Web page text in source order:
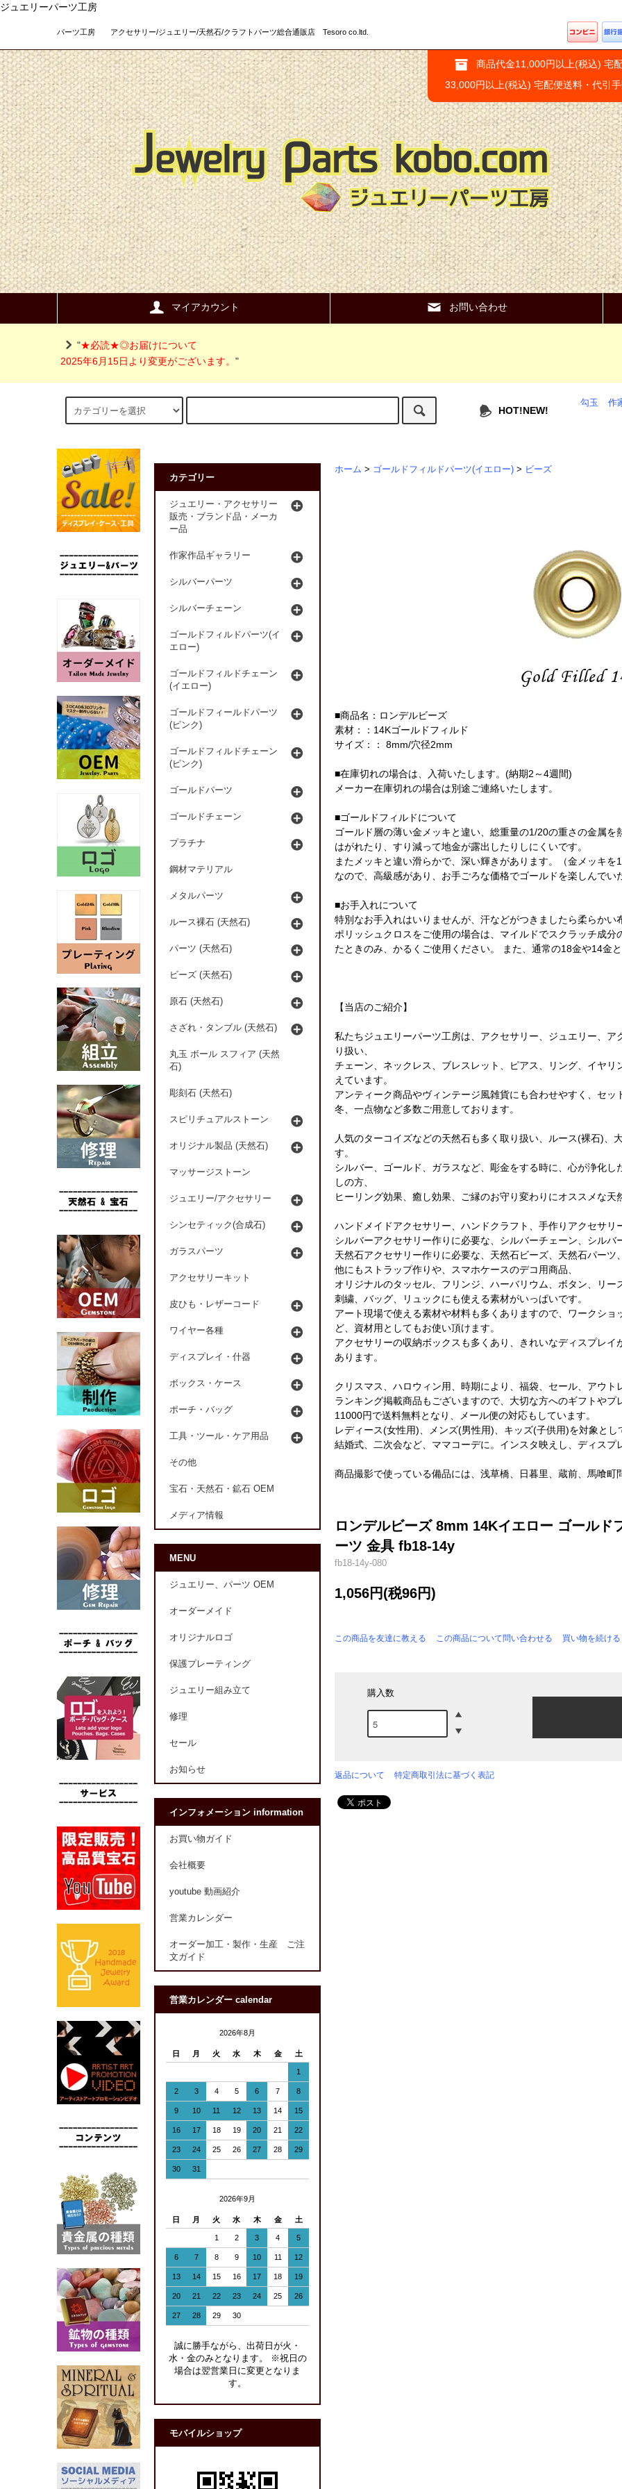
ジュエリーパーツ工房
パーツ工房 アクセサリー/ジュエリー/天然石/クラフトパーツ総合通販店 Tesoro co.ltd.
商品代金11,000円以上(税込) 宅
33,000円以上(税込) 宅配便送料・代引
マイアカウント お問い合わせ
"★必読★◎お届けについて
2025年6月15日より変更がございます。 "
HOT!NEW!
勾玉 作
ホーム > ゴールドフィルドパーツ(イエロー) > ビーズ
■商品名：ロンデルビーズ
素材：：14Kゴールドフィルド
サイズ：： 8mm/穴径2mm
■在庫切れの場合は、入荷いたします。(納期2～4週間)
メーカー在庫切れの場合は別途ご連絡いたします。
■ゴールドフィルドについて
ゴールド層の薄い金メッキと違い、総重量の1/20の重さの金属
はがれたり、すり減って地金が露出したりしにくいです。
またメッキと違い滑らかで、深い輝きがあります。（金メッキ
なので、高級感があり、お手ごろな価格でゴールドを楽しんでい
■お手入れについて
特別なお手入れはいりませんが、汗などがつきましたら柔らかい
ポリッシュクロスをご使用の場合は、マイルドでスクラッチ成
たときのみ、かるくご使用ください。 また、通常の18金や14金
【当店のご紹介】
私たちジュエリーパーツ工房は、アクセサリー、ジュエリー、
り扱い、
チェーン、ネックレス、ブレスレット、ピアス、リング、イヤ
えています。
アンティーク商品やヴィンテージ風雑貨にも合わせやすく、セッ
冬、一点物など多数ご用意しております。
人気のターコイズなどの天然石も多く取り扱い、ルース(裸石)、
す。
シルバー、ゴールド、ガラスなど、彫金をする時に、心が浄化
しの方、
ヒーリング効果、癒し効果、ご縁のお守り変わりにオススメな天
ハンドメイドアクセサリー、ハンドクラフト、手作りアクセサリ
シルバーアクセサリー作りに必要な、シルバーチェーン、シルバ
天然石アクセサリー作りに必要な、天然石ビーズ、天然石パーツ、
他にもストラップ作りや、スマホケースのデコ用商品、
オリジナルのタッセル、フリンジ、ハーバリウム、ボタン、リー
刺繍、バッグ、リュックにも使える素材がいっぱいです。
アート現場で使える素材や材料も多くありますので、ワークシ
ど、資材用としてもお使い頂けます。
アクセサリーの収納ボックスも多くあり、きれいなディスプレ
あります。
クリスマス、ハロウィン用、時期により、福袋、セール、アウト
ランキング掲載商品もございますので、大切な方へのギフトやプ
11000円で送料無料となり、メール便の対応もしています。
レディース(女性用)、メンズ(男性用)、キッズ(子供用)を対象とし
結婚式、二次会など、ママコーデに。インスタ映えし、ディスプ
商品撮影で使っている備品には、浅草橋、日暮里、蔵前、馬喰町
ロンデルビーズ 8mm 14Kイエロー ゴール
ーツ 金具 fb18-14y
fb18-14y-080
1,056円(税96円)
この商品を友達に教える この商品について問い合わせる 買い物を続ける
購入数
返品について 特定商取引法に基づく表記
カテゴリー
ジュエリー・アクセサリー
販売・ブランド品・メーカ
ー品
作家作品ギャラリー
シルバーパーツ
シルバーチェーン
ゴールドフィルドパーツ(イ
エロー)
ゴールドフィルドチェーン
(イエロー)
ゴールドフィールドパーツ
(ピンク)
ゴールドフィルドチェーン
(ピンク)
ゴールドパーツ
ゴールドチェーン
プラチナ
鋼材マテリアル
メタルパーツ
ルース裸石 (天然石)
パーツ (天然石)
ビーズ (天然石)
原石 (天然石)
さざれ・タンブル (天然石)
丸玉 ボール スフィア (天然
石)
彫刻石 (天然石)
スピリチュアルストーン
オリジナル製品 (天然石)
マッサージストーン
ジュエリー/アクセサリー
シンセティック(合成石)
ガラスパーツ
アクセサリーキット
皮ひも・レザーコード
ワイヤー各種
ディスプレイ・什器
ボックス・ケース
ポーチ・バッグ
工具・ツール・ケア用品
その他
宝石・天然石・鉱石 OEM
メディア情報
MENU
ジュエリー、パーツ OEM
オーダーメイド
オリジナルロゴ
保護プレーティング
ジュエリー組み立て
修理
セール
お知らせ
インフォメーション information
お買い物ガイド
会社概要
youtube 動画紹介
営業カレンダー
オーダー加工・製作・生産 ご注
文ガイド
営業カレンダー calendar
2026年8月
日 月 火 水 木 金 土
1
2 3 4 5 6 7 8
9 10 11 12 13 14 15
16 17 18 19 20 21 22
23 24 25 26 27 28 29
30 31
2026年9月
日 月 火 水 木 金 土
1 2 3 4 5
6 7 8 9 10 11 12
13 14 15 16 17 18 19
20 21 22 23 24 25 26
27 28 29 30
誠に勝手ながら、出荷日が火・
水・金のみとなります。 ※祝日の
場合は翌営業日に変更となりま
す。
モバイルショップ